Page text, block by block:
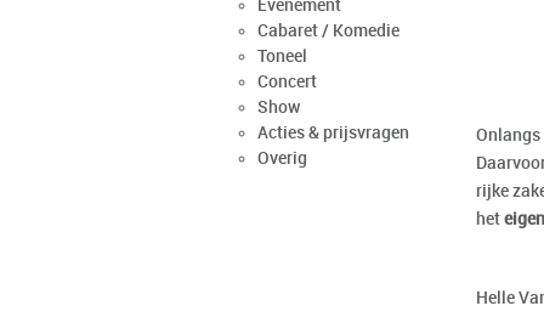
Evenement
Cabaret / Komedie
Toneel
Concert
Show
Acties & prijsvragen
Overig
rijke
het
Helle